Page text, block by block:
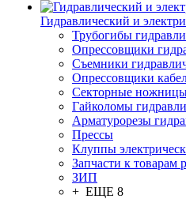
Гидравлический и
Трубогибы
Опрессовщики
Съемники
Опрессовщики
Секторные
Гайколомы
Арматурорезы
Прессы
Клуппы
Запчасти к товарам
ЗИП
+ ЕЩЕ 8